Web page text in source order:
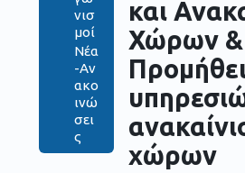
νισ
μοί
Νέα
-Αν
ακο
ινώ
σει
ς
και
Χώρων &
χώρων